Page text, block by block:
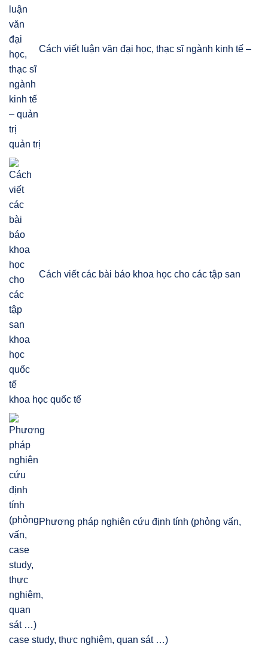
Cách viết luận văn đại học, thạc sĩ ngành kinh tế –
quản trị
Cách viết các bài báo khoa học cho các tập san
khoa học quốc tế
Phương pháp nghiên cứu định tính (phỏng vấn,
case study, thực nghiệm, quan sát …)